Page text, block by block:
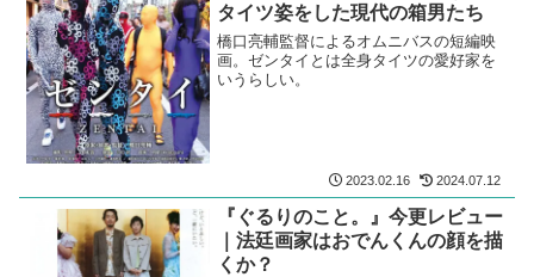
タイツ姿をした現代の箱男たち
橋口亮輔監督によるオムニバスの短編映
画。ゼンタイとは全身タイツの愛好家を
いうらしい。
2023.02.16 2024.07.12
『ぐるりのこと。』今更レビュー
｜法廷画家はおでんくんの顔を描
くか？